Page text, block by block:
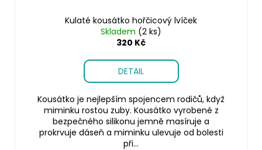
Kulaté kousátko hořčicový lvíček
Skladem (2 ks)
320 Kč
DETAIL
Kousátko je nejlepším spojencem rodičů, když
miminku rostou zuby. Kousátko vyrobené z
bezpečného silikonu jemně masíruje a
prokrvuje dáseň a miminku ulevuje od bolesti
při...